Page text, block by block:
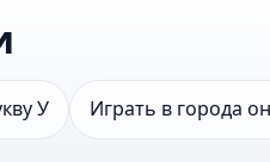
У Играть в города